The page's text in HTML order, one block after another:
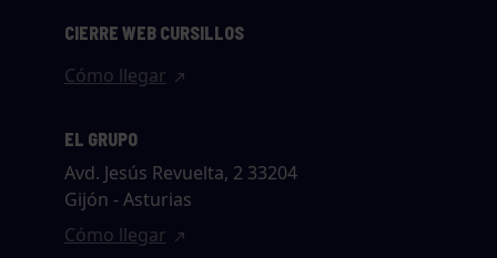
CIERRE WEB CURSILLOS
Cómo llegar
EL GRUPO
Avd. Jesús Revuelta, 2 33204
Gijón - Asturias
Cómo llegar